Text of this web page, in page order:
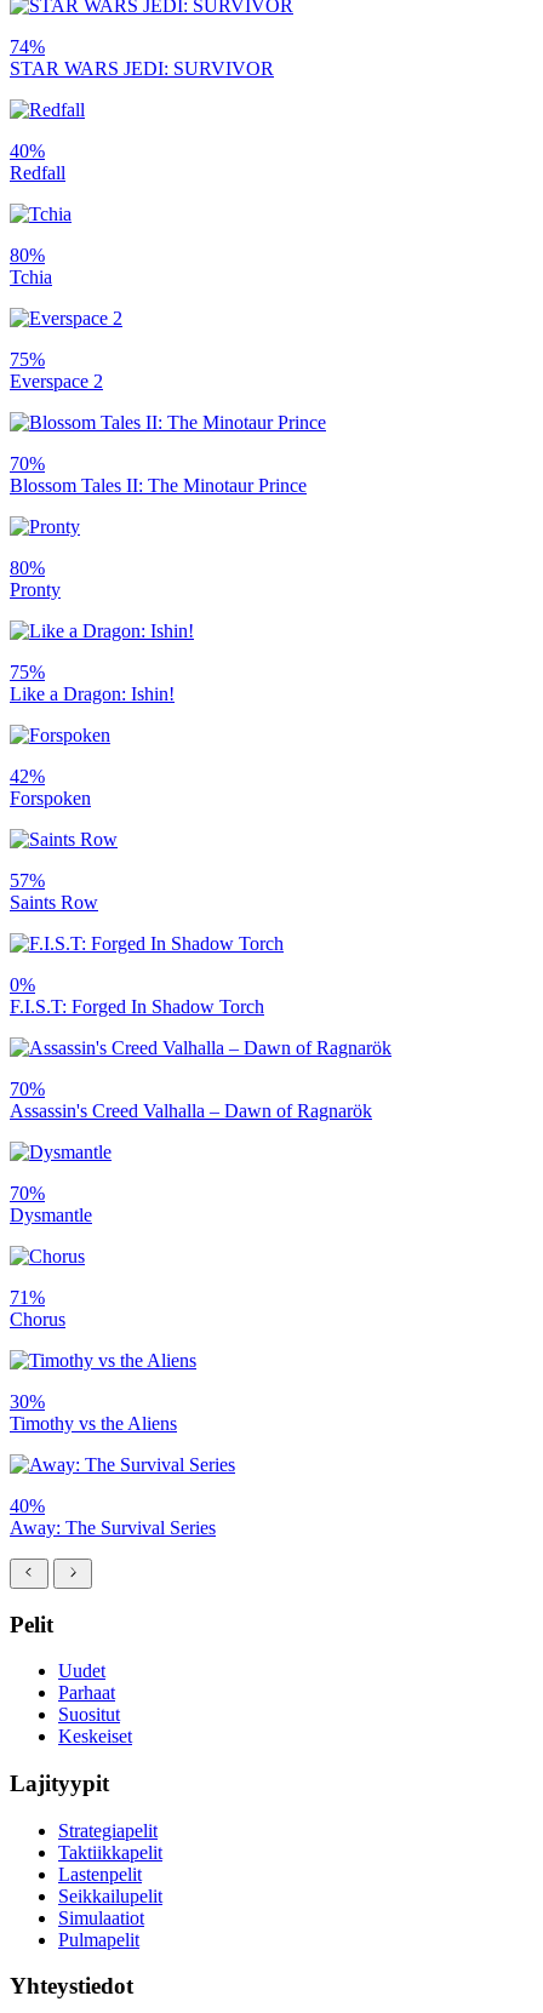
74%
STAR WARS JEDI: SURVIVOR
40%
Redfall
80%
Tchia
75%
Everspace 2
70%
Blossom Tales II: The Minotaur Prince
80%
Pronty
75%
Like a Dragon: Ishin!
42%
Forspoken
57%
Saints Row
0%
F.I.S.T: Forged In Shadow Torch
70%
Assassin's Creed Valhalla – Dawn of Ragnarök
70%
Dysmantle
71%
Chorus
30%
Timothy vs the Aliens
40%
Away: The Survival Series
Pelit
Uudet
Parhaat
Suositut
Keskeiset
Lajityypit
Strategiapelit
Taktiikkapelit
Lastenpelit
Seikkailupelit
Simulaatiot
Pulmapelit
Yhteystiedot